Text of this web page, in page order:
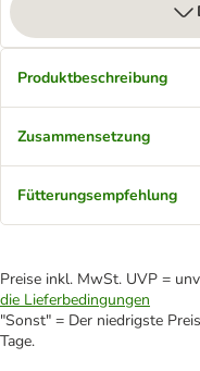
Produktbeschreibung
Zusammensetzung
Fütterungsempfehlung
Preise inkl. MwSt. UVP =
die Lieferbedingungen
"Sonst" = Der niedrigste
Tage.